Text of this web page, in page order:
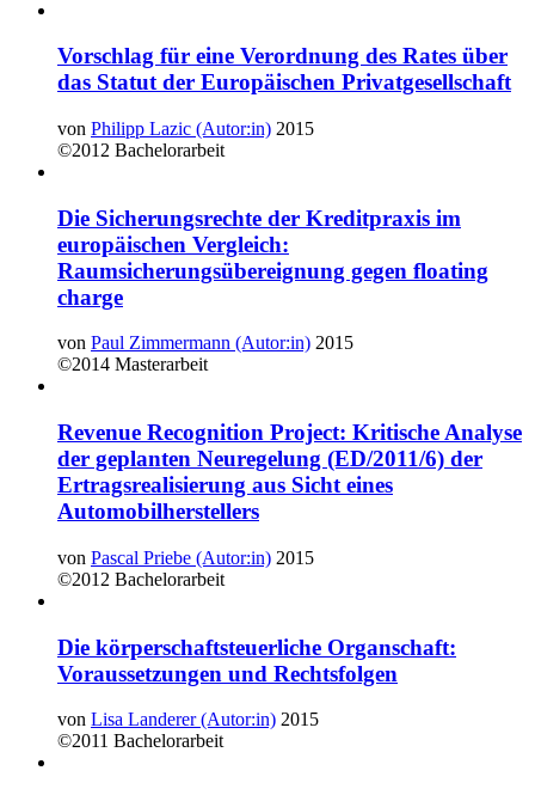
Vorschlag für eine Verordnung des Rates über
das Statut der Europäischen Privatgesellschaft
von Philipp Lazic (Autor:in) 2015
©2012 Bachelorarbeit
Die Sicherungsrechte der Kreditpraxis im
europäischen Vergleich:
Raumsicherungsübereignung gegen floating
charge
von Paul Zimmermann (Autor:in) 2015
©2014 Masterarbeit
Revenue Recognition Project: Kritische Analyse
der geplanten Neuregelung (ED/2011/6) der
Ertragsrealisierung aus Sicht eines
Automobilherstellers
von Pascal Priebe (Autor:in) 2015
©2012 Bachelorarbeit
Die körperschaftsteuerliche Organschaft:
Voraussetzungen und Rechtsfolgen
von Lisa Landerer (Autor:in) 2015
©2011 Bachelorarbeit